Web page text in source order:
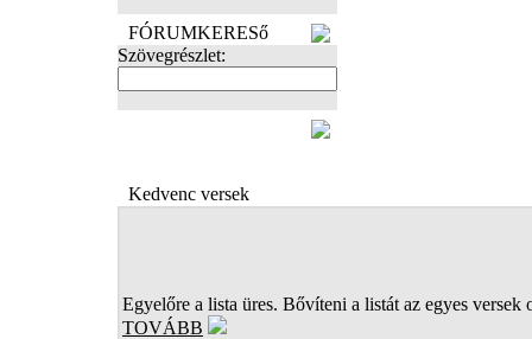
FÓRUMKERESő
Szövegrészlet:
Kedvenc versek
Egyelőre a lista üres. Bővíteni a listát az egyes versek
TOVÁBB